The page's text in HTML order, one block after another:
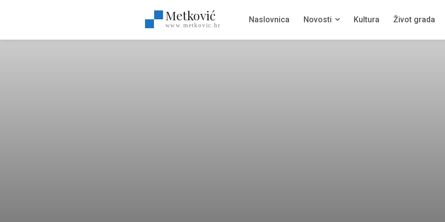
Metković
www.metkovic.hr
Naslovnica Novosti Kultura Život grada